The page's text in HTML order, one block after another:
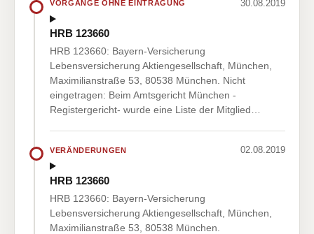
VORGÄNGE OHNE EINTRAGUNG 30.08.2019
HRB 123660
HRB 123660: Bayern-Versicherung
Lebensversicherung Aktiengesellschaft, München,
Maximilianstraße 53, 80538 München. Nicht
eingetragen: Beim Amtsgericht München -
Registergericht- wurde eine Liste der Mitglied…
VERÄNDERUNGEN 02.08.2019
HRB 123660
HRB 123660: Bayern-Versicherung
Lebensversicherung Aktiengesellschaft, München,
Maximilianstraße 53, 80538 München.